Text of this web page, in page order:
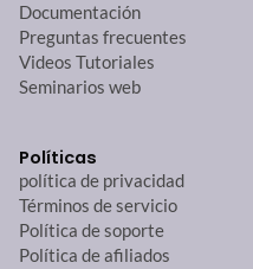
Documentación
Preguntas frecuentes
Videos Tutoriales
Seminarios web
Políticas
política de privacidad
Términos de servicio
Política de soporte
Política de afiliados